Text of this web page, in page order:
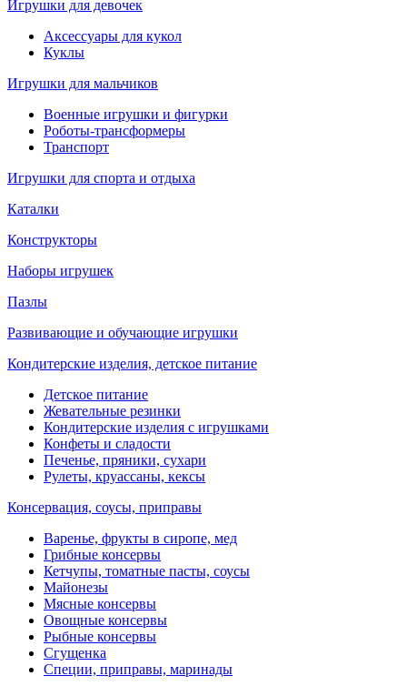
Игрушки для девочек
Аксессуары для кукол
Куклы
Игрушки для мальчиков
Военные игрушки и фигурки
Роботы-трансформеры
Транспорт
Игрушки для спорта и отдыха
Каталки
Конструкторы
Наборы игрушек
Пазлы
Развивающие и обучающие игрушки
Кондитерские изделия, детское питание
Детское питание
Жевательные резинки
Кондитерские изделия с игрушками
Конфеты и сладости
Печенье, пряники, сухари
Рулеты, круассаны, кексы
Консервация, соусы, приправы
Варенье, фрукты в сиропе, мед
Грибные консервы
Кетчупы, томатные пасты, соусы
Майонезы
Мясные консервы
Овощные консервы
Рыбные консервы
Сгущенка
Специи, приправы, маринады